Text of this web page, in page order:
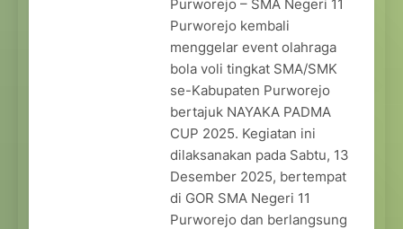
Purworejo – SMA Negeri 11
Purworejo kembali
menggelar event olahraga
bola voli tingkat SMA/SMK
se-Kabupaten Purworejo
bertajuk NAYAKA PADMA
CUP 2025. Kegiatan ini
dilaksanakan pada Sabtu, 13
Desember 2025, bertempat
di GOR SMA Negeri 11
Purworejo dan berlangsung